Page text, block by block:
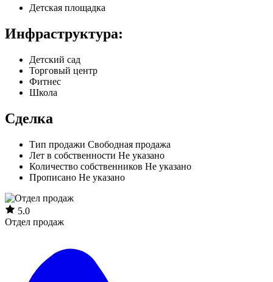
Детская площадка
Инфраструктура:
Детский сад
Торговый центр
Фитнес
Школа
Сделка
Тип продажи Свободная продажа
Лет в собственности Не указано
Количество собственников Не указано
Прописано Не указано
5.0
Отдел продаж